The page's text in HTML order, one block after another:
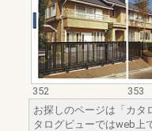
352
353
お探しのページは「カタ
タログビューではweb上